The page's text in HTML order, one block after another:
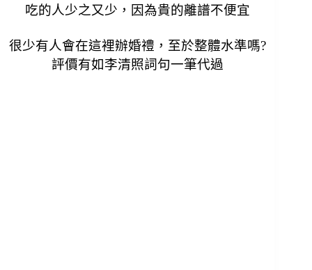
吃的人少之又少，因為貴的離譜不便宜
很少有人會在這裡辦婚禮， 至於整體水準嗎?
評價有如李清照詞句一筆代過